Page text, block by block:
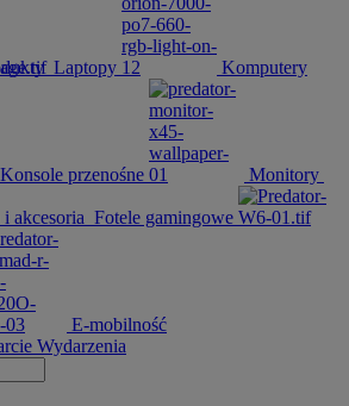
Laptopy Komputery
Konsole przenośne Monitory
akcesoria Fotele gamingowe
E-mobilność
Wydarzenia